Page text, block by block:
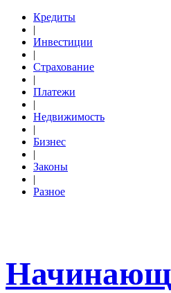
Кредиты
|
Инвестиции
|
Страхование
|
Платежи
|
Недвижимость
|
Бизнес
|
Законы
|
Разное